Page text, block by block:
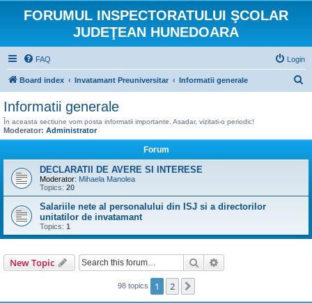
FORUMUL INSPECTORATULUI ŞCOLAR
JUDEŢEAN HUNEDOARA
FAQ Login
Board index Invatamant Preuniversitar Informatii generale
h
Informatii generale
În aceasta sectiune vom posta informatii importante. Asadar, vizitati-o periodic!
Moderator: Administrator
Forum
DECLARATII DE AVERE SI INTERESE
Moderator: Mihaela Manolea
Topics: 20
Salariile nete al personalului din ISJ si a directorilor
unitatilor de invatamant
Topics: 1
New Topic Search
98 topics 1 2